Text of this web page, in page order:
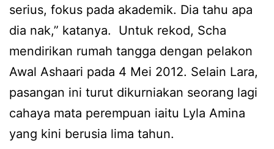
serius, fokus pada akademik. Dia tahu apa
dia nak,” katanya. Untuk rekod, Scha
mendirikan rumah tangga dengan pelakon
Awal Ashaari pada 4 Mei 2012. Selain Lara,
pasangan ini turut dikurniakan seorang lagi
cahaya mata perempuan iaitu Lyla Amina
yang kini berusia lima tahun.